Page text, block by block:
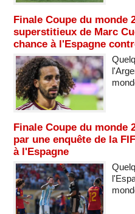
Finale Coupe du monde
superstitieux de Marc
chance à l'Espagne
Finale Coupe du monde
par une enquête de la
à l'Espagne